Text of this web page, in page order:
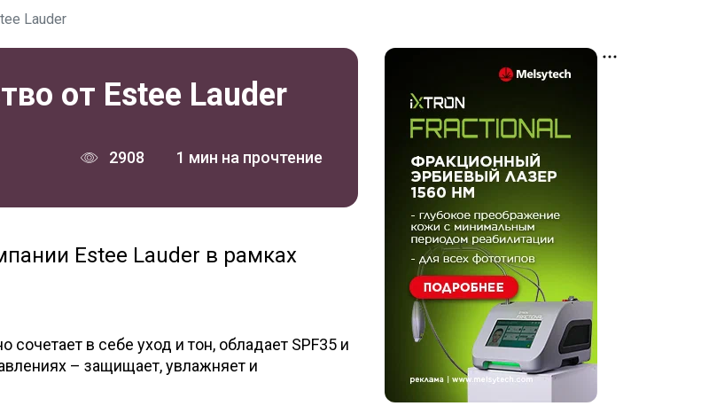
Lauder
от Estee Lauder
2908 1 мин на прочтение
Estee Lauder в рамках
в себе уход и тон, обладает SPF35 и
– защищает, увлажняет и